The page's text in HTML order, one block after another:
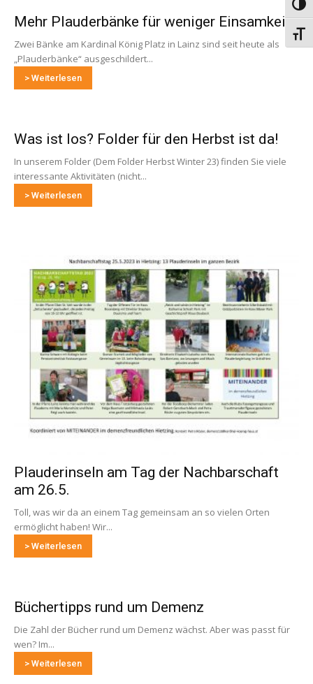
Mehr Plauderbänke für weniger Einsamkeit
Zwei Bänke am Kardinal König Platz in Lainz sind seit heute als
„Plauderbänke“ ausgeschildert...
> Weiterlesen
Was ist los? Folder für den Herbst ist da!
In unserem Folder (Dem Folder Herbst Winter 23) finden Sie viele
interessante Aktivitäten (nicht...
> Weiterlesen
Plauderinseln am Tag der Nachbarschaft
am 26.5.
Toll, was wir da an einem Tag gemeinsam an so vielen Orten
ermöglicht haben! Wir...
> Weiterlesen
Büchertipps rund um Demenz
Die Zahl der Bücher rund um Demenz wächst. Aber was passt für
wen? Im...
> Weiterlesen